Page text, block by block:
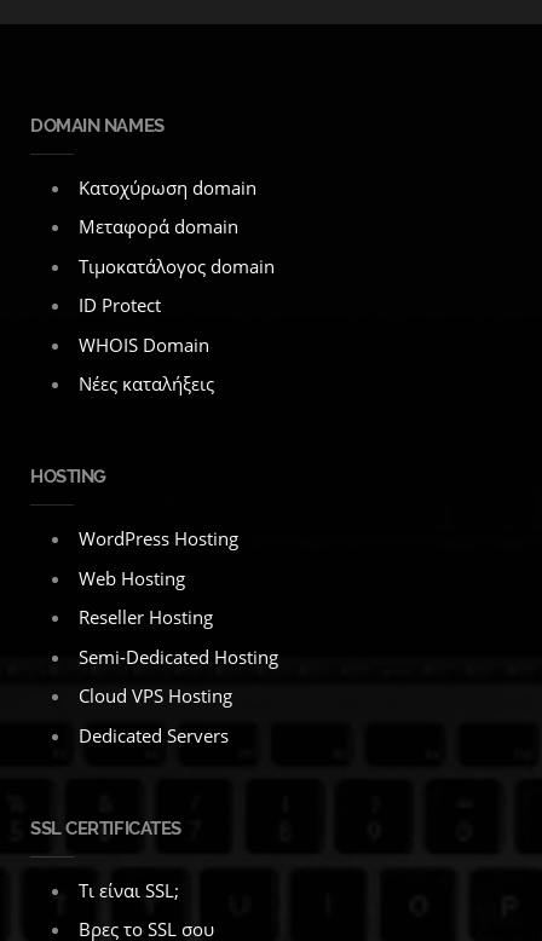
DOMAIN NAMES
Κατοχύρωση domain
Μεταφορά domain
Τιμοκατάλογος domain
ID Protect
WHOIS Domain
Νέες καταλήξεις
HOSTING
WordPress Hosting
Web Hosting
Reseller Hosting
Semi-Dedicated Hosting
Cloud VPS Hosting
Dedicated Servers
SSL CERTIFICATES
Τι είναι SSL;
Βρες το SSL σου